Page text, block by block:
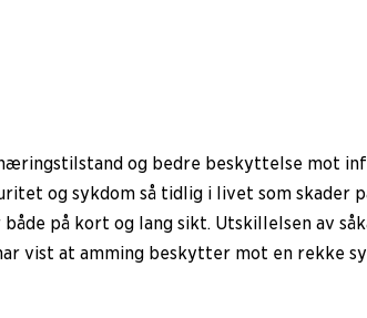
og bedre beskyttelse mot
og sykdom så tidlig i livet som skader
på kort og lang sikt. Utskillelsen av
vist at amming beskytter mot en rekke